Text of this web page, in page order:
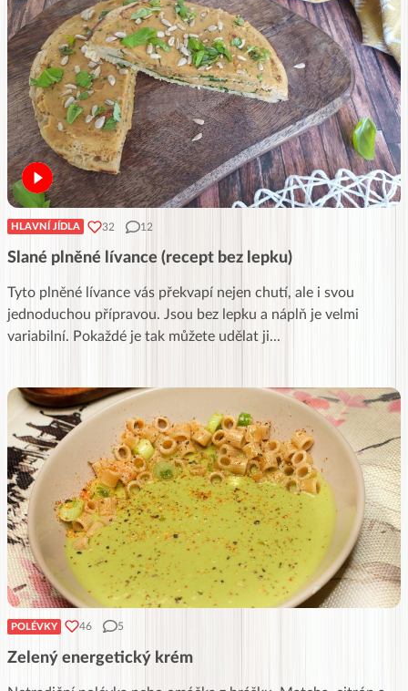
HLAVNÍ JÍDLA 32 12
Slané plněné lívance (recept bez lepku)
Tyto plněné lívance vás překvapí nejen chutí, ale i svou
jednoduchou přípravou. Jsou bez lepku a náplň je velmi
variabilní. Pokaždé je tak můžete udělat ji...
POLÉVKY 46 5
Zelený energetický krém